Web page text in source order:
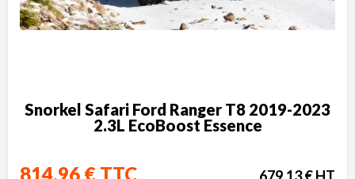
Snorkel Safari Ford Ranger T8 2019-2023
2.3L EcoBoost Essence
814,96 € TTC